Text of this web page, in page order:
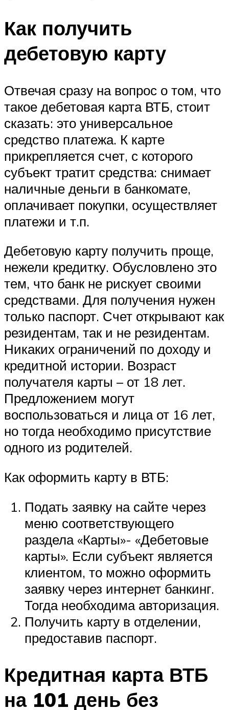
Как получить
дебетовую карту
Отвечая сразу на вопрос о том, что
такое дебетовая карта ВТБ, стоит
сказать: это универсальное
средство платежа. К карте
прикрепляется счет, с которого
субъект тратит средства: снимает
наличные деньги в банкомате,
оплачивает покупки, осуществляет
платежи и т.п.
Дебетовую карту получить проще,
нежели кредитку. Обусловлено это
тем, что банк не рискует своими
средствами. Для получения нужен
только паспорт. Счет открывают как
резидентам, так и не резидентам.
Никаких ограничений по доходу и
кредитной истории. Возраст
получателя карты – от 18 лет.
Предложением могут
воспользоваться и лица от 16 лет,
но тогда необходимо присутствие
одного из родителей.
Как оформить карту в ВТБ:
Подать заявку на сайте через
меню соответствующего
раздела «Карты»- «Дебетовые
карты». Если субъект является
клиентом, то можно оформить
заявку через интернет банкинг.
Тогда необходима авторизация.
Получить карту в отделении,
предоставив паспорт.
Кредитная карта ВТБ
на 101 день без